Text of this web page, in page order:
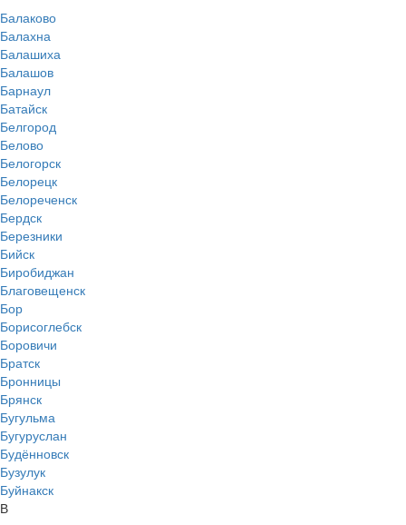
Балаково
Балахна
Балашиха
Балашов
Барнаул
Батайск
Белгород
Белово
Белогорск
Белорецк
Белореченск
Бердск
Березники
Бийск
Биробиджан
Благовещенск
Бор
Борисоглебск
Боровичи
Братск
Бронницы
Брянск
Бугульма
Бугуруслан
Будённовск
Бузулук
Буйнакск
В